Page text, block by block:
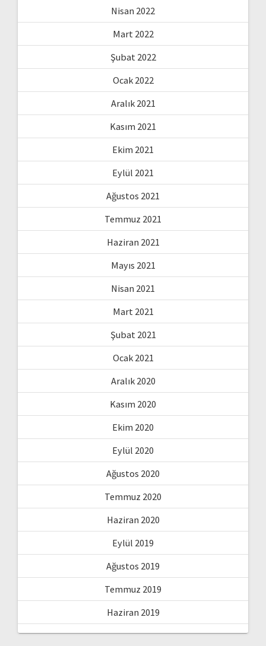
Nisan 2022
Mart 2022
Şubat 2022
Ocak 2022
Aralık 2021
Kasım 2021
Ekim 2021
Eylül 2021
Ağustos 2021
Temmuz 2021
Haziran 2021
Mayıs 2021
Nisan 2021
Mart 2021
Şubat 2021
Ocak 2021
Aralık 2020
Kasım 2020
Ekim 2020
Eylül 2020
Ağustos 2020
Temmuz 2020
Haziran 2020
Eylül 2019
Ağustos 2019
Temmuz 2019
Haziran 2019